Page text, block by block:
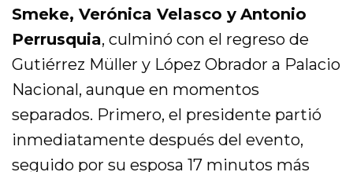
Smeke, Verónica Velasco y Antonio
Perrusquia, culminó con el regreso de
Gutiérrez Müller y López Obrador a Palacio
Nacional, aunque en momentos
separados. Primero, el presidente partió
inmediatamente después del evento,
seguido por su esposa 17 minutos más